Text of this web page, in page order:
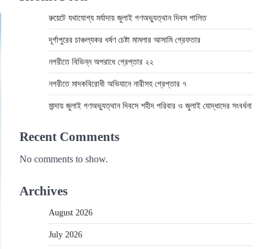
রুয়েটে যথাযোগ্য মর্যাদায় জুলাই গণঅভ্যুত্থান দিবস পালিত
দূর্গাপুরের চাঞ্চল্যকর ধর্ষণ চেষ্টা মামলার আসামি গ্রেফতার
নগরীতে বিভিন্ন অপরাধে গ্রেপ্তার ২২
নগরীতে মাদকবিরোধী অভিযানে নারীসহ গ্রেপ্তার ৭
মান্দায় জুলাই গণঅভ্যুত্থান দিবসে শহীদ পরিবার ও জুলাই যোদ্ধাদের সংবর্ধনা
Recent Comments
No comments to show.
Archives
August 2026
July 2026